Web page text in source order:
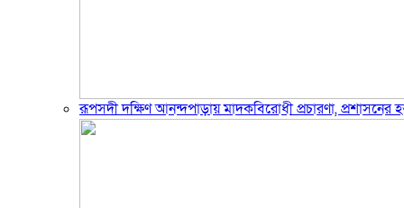
রূপসদী দক্ষিণ আনন্দপাড়ায় মাদকবিরোধী প্রচারণা, প্রশাসনের